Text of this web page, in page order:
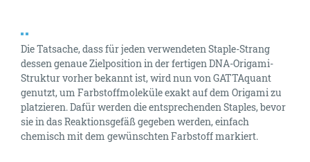
Die Tatsache, dass für jeden verwendeten Staple-Strang
dessen genaue Zielposition in der fertigen DNA-Origami-
Struktur vorher bekannt ist, wird nun von GATTAquant
genutzt, um Farbstoffmoleküle exakt auf dem Origami zu
platzieren. Dafür werden die entsprechenden Staples, bevor
sie in das Reaktionsgefäß gegeben werden, einfach
chemisch mit dem gewünschten Farbstoff markiert.